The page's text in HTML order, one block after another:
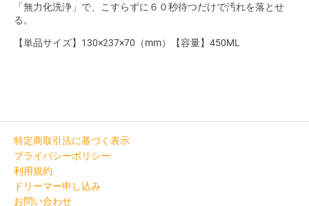
「無力化洗浄」で、こすらずに６０秒待つだけで汚れを落とせ
る。
【単品サイズ】130×237×70（mm）【容量】450ML
特定商取引法に基づく表示
プライバシーポリシー
利用規約
ドリーマー申し込み
お問い合わせ